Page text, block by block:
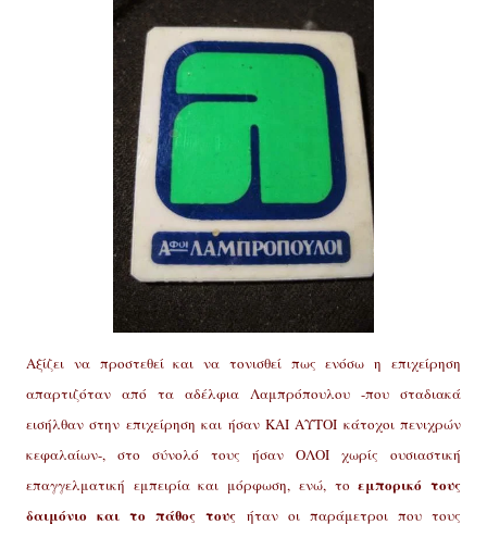
Αξίζει να προστεθεί και να τονισθεί πως ενόσω η επιχείρηση
απαρτιζόταν από τα αδέλφια Λαμπρόπουλου -που σταδιακά
εισήλθαν στην επιχείρηση και ήσαν ΚΑΙ ΑΥΤΟΙ κάτοχοι πενιχρών
κεφαλαίων-, στο σύνολό τους ήσαν ΟΛΟΙ χωρίς ουσιαστική
επαγγελματική εμπειρία και μόρφωση, ενώ, τοεμπορικό τους
δαιμόνιο και το πάθος τους ήταν οι παράμετροι που τους